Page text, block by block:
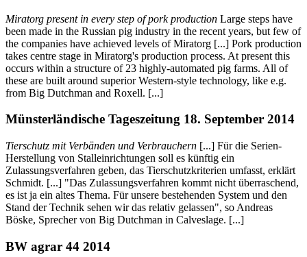
Miratorg present in every step of pork production Large steps have
been made in the Russian pig industry in the recent years, but few of
the companies have achieved levels of Miratorg [...] Pork production
takes centre stage in Miratorg's production process. At present this
occurs within a structure of 23 highly-automated pig farms. All of
these are built around superior Western-style technology, like e.g.
from Big Dutchman and Roxell. [...]
Münsterländische Tageszeitung 18. September 2014
Tierschutz mit Verbänden und Verbrauchern [...] Für die Serien-
Herstellung von Stalleinrichtungen soll es künftig ein
Zulassungsverfahren geben, das Tierschutzkriterien umfasst, erklärt
Schmidt. [...] "Das Zulassungsverfahren kommt nicht überraschend,
es ist ja ein altes Thema. Für unsere bestehenden System und den
Stand der Technik sehen wir das relativ gelassen", so Andreas
Böske, Sprecher von Big Dutchman in Calveslage. [...]
BW agrar 44 2014